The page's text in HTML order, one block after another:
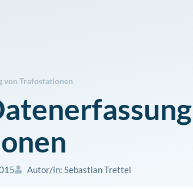
von Trafostationen
Autor/in: Sebastian Trettel